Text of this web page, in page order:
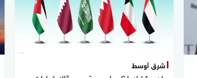
شرق أوسط